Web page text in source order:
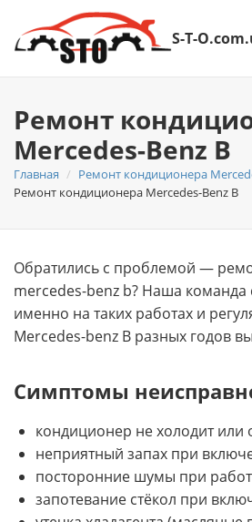
S-T-
Ремонт
Mercedes-Benz B
Главная
Ремонт кондиционера
Ремонт кондиционера Mercedes-Benz B
Обратились с проблемой —
mercedes-benz b? Нашa команда
именно на таких работах и
Mercedes-benz B разных годов
Симптомы
кондиционер не холодит или
неприятный запах при
посторонние шумы при
запотевание стёкол при